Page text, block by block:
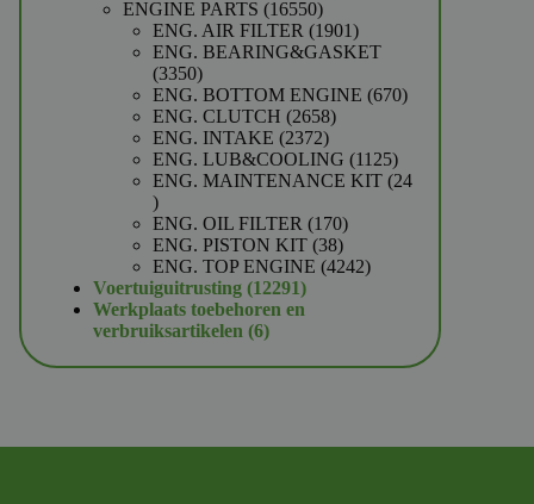
ENGINE PARTS 1655016550
producten
ENG. AIR FILTER 19011901
producten
ENG. BEARING&GASKET
33503350
producten
ENG. BOTTOM ENGINE 670670
ENG. CLUTCH 26582658
ENG. INTAKE 23722372
producten
ENG. LUB&COOLING 11251125
producten
ENG. MAINTENANCE KIT 24
24
producten
ENG. OIL FILTER 170170
producten
ENG. PISTON KIT 3838
producten
ENG. TOP ENGINE 42424242
Voertuiguitrusting 1229112291
producten
Werkplaats toebehoren en
verbruiksartikelen 66